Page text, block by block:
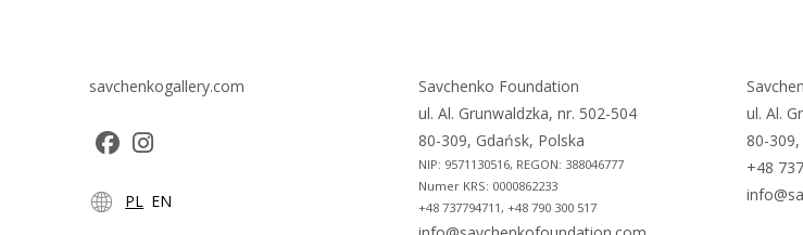
savchenkogallery.com
in
in
PL EN
Savchenko Foundation
ul. Al. Grunwaldzka, nr. 502-504
80-309, Gdańsk, Polska
NIP: 9571130516, REGON: 388046777
Numer KRS: 0000862233
+48 737794711, +48 790 300 517
ul. Al.
80-
+48